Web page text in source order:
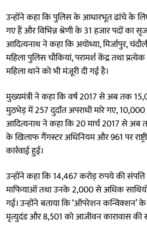
उन्होंने कहा कि पुलिस के आधारभूत ढांचे के
गए हैं और विभिन्न श्रेणी के 31 हजार पदों का
आदित्यनाथ ने कहा कि अयोध्या, मिर्जापुर,
महिला पुलिस चौकियां, परामर्श केंद्र तथा
महिला थाने को भी मंजूरी दी गई है।
मुख्यमंत्री ने कहा कि वर्ष 2017 से अब तक
मुठभेड़ में 257 दुर्दांत अपराधी मारे गए,
आदित्यनाथ ने कहा कि 20 मार्च 2017 से अब
के खिलाफ गैंगस्टर अधिनियम और 961 पर
कार्रवाई हुई।
उन्होंने कहा कि 14,467 करोड़ रुपये की
माफियाओं तथा उनके 2,000 से अधिक साथियों
गई। उन्होंने बताया कि ‘ऑपरेशन कन्विक्शन’
मृत्युदंड और 8,501 को आजीवन कारावास की